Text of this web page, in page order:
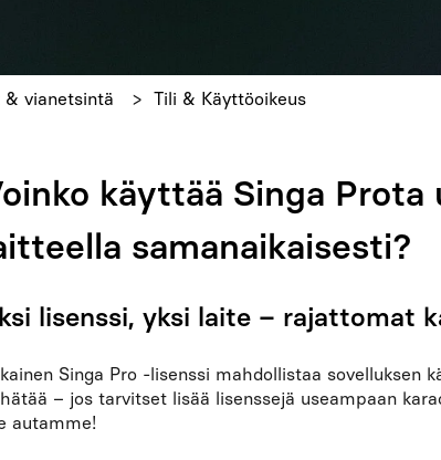
& vianetsintä Tili & Käyttöoikeus
käyttää Singa Prota
samanaikaisesti?
lisenssi, yksi laite – rajattomat
Singa Pro -lisenssi mahdollistaa sovelluksen
– jos tarvitset lisää lisenssejä useampaan
autamme!